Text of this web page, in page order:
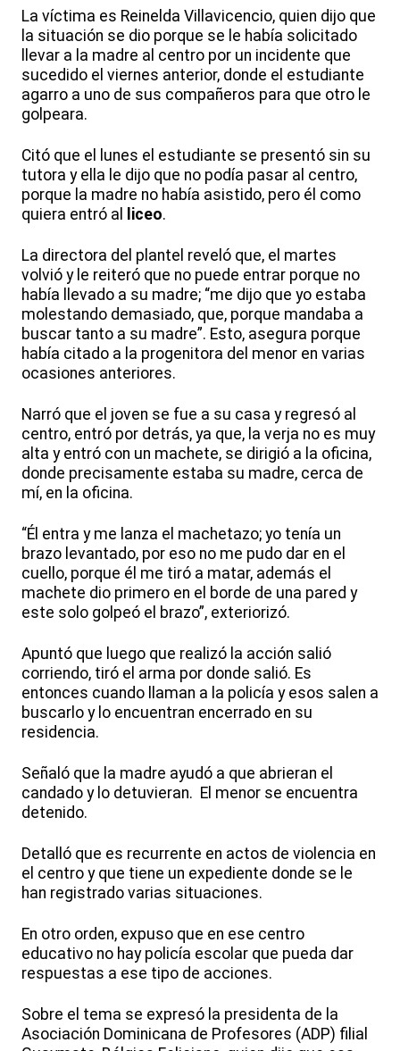
La víctima es Reinelda Villavicencio, quien dijo que
la situación se dio porque se le había solicitado
llevar a la madre al centro por un incidente que
sucedido el viernes anterior, donde el estudiante
agarro a uno de sus compañeros para que otro le
golpeara.
Citó que el lunes el estudiante se presentó sin su
tutora y ella le dijo que no podía pasar al centro,
porque la madre no había asistido, pero él como
quiera entró al
liceo.
La directora del plantel reveló que, el martes
volvió y le reiteró que no puede entrar porque no
había llevado a su madre; “me dijo que yo estaba
molestando demasiado, que, porque mandaba a
buscar tanto a su madre”. Esto, asegura porque
había citado a la progenitora del menor en varias
ocasiones anteriores.
Narró que el joven se fue a su casa y regresó al
centro, entró por detrás, ya que, la verja no es muy
alta y entró con un machete, se dirigió a la oficina,
donde precisamente estaba su madre, cerca de
mí, en la oficina.
“Él entra y me lanza el machetazo; yo tenía un
brazo levantado, por eso no me pudo dar en el
cuello, porque él me tiró a matar, además el
machete dio primero en el borde de una pared y
este solo golpeó el brazo”, exteriorizó.
Apuntó que luego que realizó la acción salió
corriendo, tiró el arma por donde salió. Es
entonces cuando llaman a la policía y esos salen a
buscarlo y lo encuentran encerrado en su
residencia.
Señaló que la madre ayudó a que abrieran el
candado y lo detuvieran. El menor se encuentra
detenido.
Detalló que es recurrente en actos de violencia en
el centro y que tiene un expediente donde se le
han registrado varias situaciones.
En otro orden, expuso que en ese centro
educativo no hay policía escolar que pueda dar
respuestas a ese tipo de acciones.
Sobre el tema se expresó la presidenta de la
Asociación Dominicana de Profesores (ADP) filial